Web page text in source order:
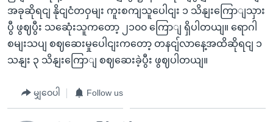
အခုဆိုရငျ နိုငျငံတဝှမျး ကူးစကျသူပေါငျး ၁ သိနျးကြောျသှား
ပွီ ဖွဈပွီး သဆေုံးသူကတော့ ၂၁၀၀ ကြောျ ရှိပါတယျ။ ရောဂါ
စမျးသပျ စဈဆေးမှုပေါငျးကတော့ တနငျ်လာနေ့အထိဆိုရငျ ၁
သနျး ၃ သိနျးကြောျ စဈဆေးခဲ့ပွီး ဖွဈပါတယျ။
မျှဝေပါ Follow us